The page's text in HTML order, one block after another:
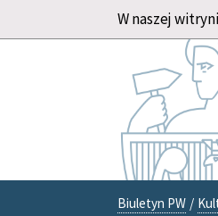
W naszej
Biuletyn PW /